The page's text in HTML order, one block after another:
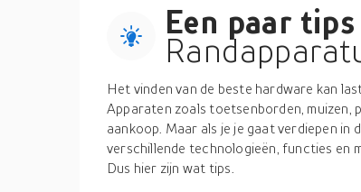
Een paar
Het vinden van de beste hardware kan
Apparaten zoals toetsenborden, muizen,
aankoop. Maar als je je gaat verdiepen in
verschillende technologieën, functies en
Dus hier zijn wat tips.